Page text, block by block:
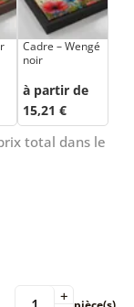
Cadre – Wengé
noir
à partir de
15,21 €
total dans le
+